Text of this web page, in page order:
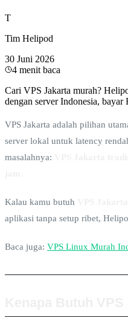
T
Tim Helipod
30 Juni 2026
4 menit baca
Cari VPS Jakarta murah?
dengan server Indonesia,
VPS Jakarta adalah pilihan
server lokal untuk latency
masalahnya:
Kalau kamu butuh
aplikasi tanpa setup ribet,
Baca juga: VPS Linux Murah